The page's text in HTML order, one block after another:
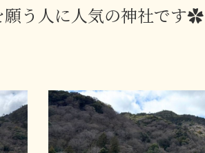
願う人に人気の神社です✿